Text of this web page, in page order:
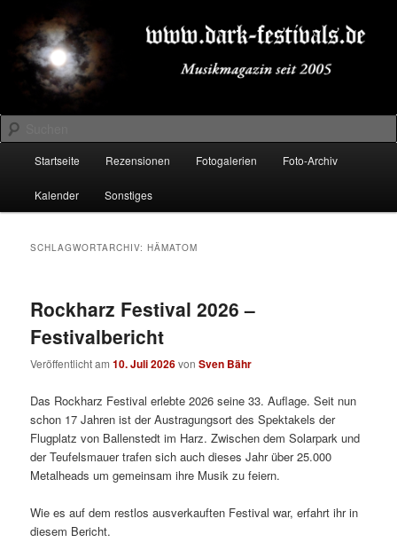
primären
Inhalt
springen
sekundären
Inhalt
springenDARK-FESTIVALS.DE
Suchen
Startseite Rezensionen Fotogalerien Foto-Archiv
Kalender Sonstiges
SCHLAGWORTARCHIV:HÄMATOM
Rockharz Festival 2026 –
Festivalbericht
Veröffentlicht am10. Juli 2026vonSven Bähr
Das Rockharz Festival erlebte 2026 seine 33. Auflage. Seit nun
schon 17 Jahren ist der Austragungsort des Spektakels der
Flugplatz von Ballenstedt im Harz. Zwischen dem Solarpark und
der Teufelsmauer trafen sich auch dieses Jahr über 25.000
Metalheads um gemeinsam ihre Musik zu feiern.
Wie es auf dem restlos ausverkauften Festival war, erfahrt ihr in
diesem Bericht.